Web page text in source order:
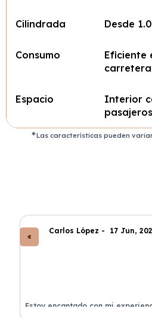
Cilindrada Desde
Consumo
Eficiente
carretera
Espacio
Interior
pasajeros
Las características pueden
Carlos López - 17 Jun,
Estoy encantado con mi